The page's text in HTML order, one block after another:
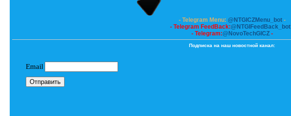
- Telegram Menu: @NTGICZMenu_bot-
- Telegram FeedBack:@NTGIFeedBack_bot
- Telegram:@NovoTechGICZ-
Подписка на наш новостной канал: